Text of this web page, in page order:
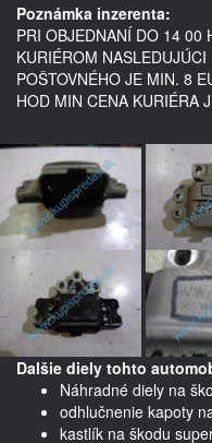
Poznámka inzerenta:
PRI OBJEDNANÍ DO 14 00
KURIÉROM
POŠTOVNÉHO JE MIN. 8
HOD MIN CENA KURIÉRA
Dalšie diely tohto
Náhradné diely na
odhlučnenie kapoty
kastlík na škodu